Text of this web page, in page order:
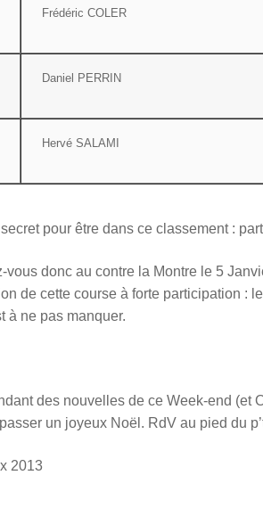
Frédéric COLER
Daniel PERRIN
Hervé SALAMI
pour être dans ce classement :
vous donc au contre la Montre le 5
de cette course à forte participation
à ne pas manquer.
des nouvelles de ce Week-end (et
un joyeux Noël. RdV au pied du